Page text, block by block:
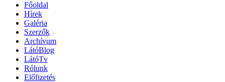
Főoldal
Hírek
Galéria
Szerzők
Archívum
LátóBlog
LátóTv
Rólunk
Előfizetés